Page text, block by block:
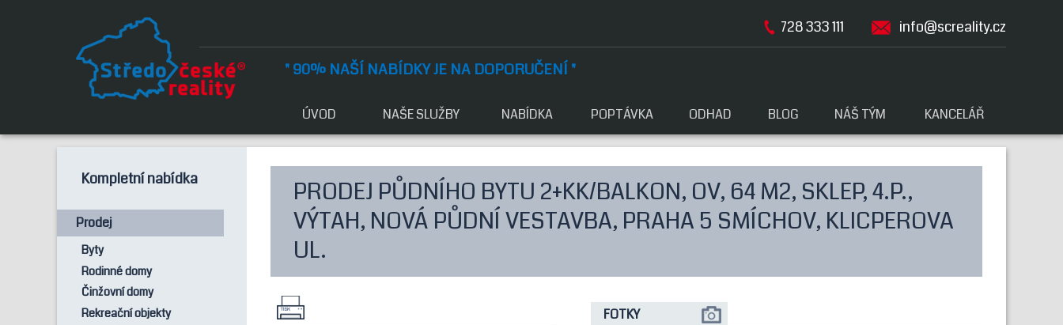
info@screality.cz
728 333 111
" 90% NAŠÍ NABÍDKY JE NA DOPORUČENÍ "
ÚVOD NAŠE SLUŽBY NABÍDKA POPTÁVKA ODHAD BLOG NÁŠ TÝM KANCELÁŘ
Kompletní nabídka
Prodej
Byty
Rodinné domy
Činžovní domy
Rekreační objekty
PRODEJ PŮDNÍHO BYTU 2+KK/BALKON, OV, 64 M2, SKLEP, 4.P.,
VÝTAH, NOVÁ PŮDNÍ VESTAVBA, PRAHA 5 SMÍCHOV, KLICPEROVA
UL.
FOTKY